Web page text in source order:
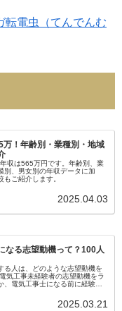
転電虫（てんでんむ
！年齢別・業種別・地域
収は565万円です。年齢別、業
別、男女別の年収データに加
もご紹介します。
2025.04.03
なる志望動機って？100人
る人は、どのような志望動機を
気工事未経験者の志望動機をラ
電気工事士になる前に経験し
2025.03.21